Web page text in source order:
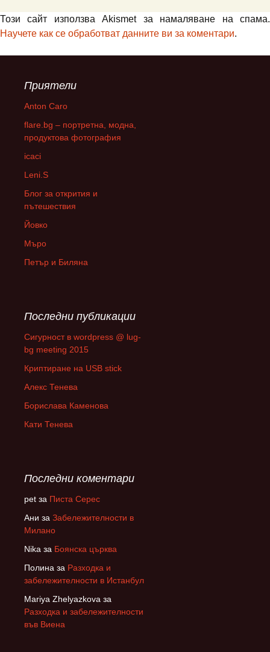
Този сайт използва Akismet за намаляване на спама.
Научете как се обработват данните ви за коментари.
Приятели
Anton Caro
flare.bg – портретна, модна,
продуктова фотография
icaci
Leni.S
Блог за открития и
пътешествия
Йовко
Мъро
Петър и Биляна
Последни публикации
Сигурност в wordpress @ lug-
bg meeting 2015
Криптиране на USB stick
Алекс Тенева
Борислава Каменова
Кати Тенева
Последни коментари
pet за Писта Серес
Ани за Забележителности в
Милано
Nika за Боянска църква
Полина за Разходка и
забележителности в Истанбул
Mariya Zhelyazkova за
Разходка и забележителности
във Виена